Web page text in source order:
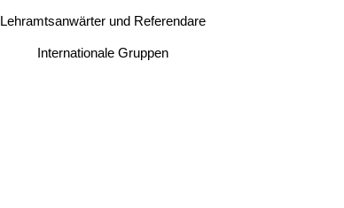
Lehramtsanwärter und Referendare
Internationale Gruppen